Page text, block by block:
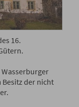
16.
Besitz der nicht